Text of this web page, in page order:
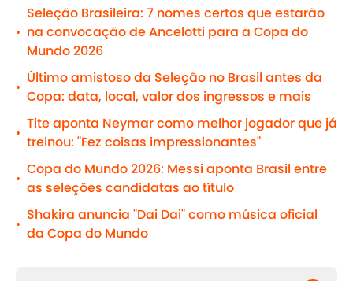
•
Seleção Brasileira: 7 nomes certos que estarão
na convocação de Ancelotti para a Copa do
Mundo 2026
•
Último amistoso da Seleção no Brasil antes da
Copa: data, local, valor dos ingressos e mais
•
Tite aponta Neymar como melhor jogador que já
treinou: "Fez coisas impressionantes"
•
Copa do Mundo 2026: Messi aponta Brasil entre
as seleções candidatas ao título
•
Shakira anuncia "Dai Dai" como música oficial
da Copa do Mundo